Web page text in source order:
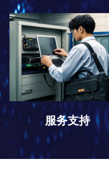
服务支持